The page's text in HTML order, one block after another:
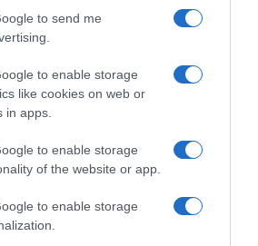
to send me
to enable storage
like cookies on web or
in apps.
to enable storage
of the website or app.
to enable storage
από 1η Οκτωβρίου οι
δεν αναρτώνται –
φορέων που τις εκδίδουν”
Google News
όλες τις ειδήσεις
Tweet